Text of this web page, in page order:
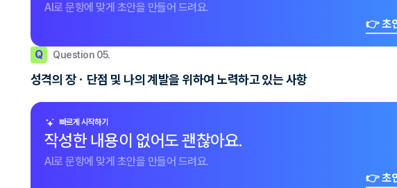
AI로 문항에 맞게 초안을 만들어 드려요.
👉 초
Q Question 05.
성격의 장ㆍ단점 및 나의 계발을 위하여 노력하고 있는 사항
빠르게 시작하기
작성한 내용이 없어도 괜찮아요.
AI로 문항에 맞게 초안을 만들어 드려요.
👉 초